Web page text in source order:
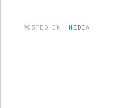
POSTED IN: MEDIA